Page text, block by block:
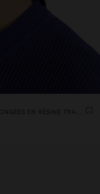
BOUCLES D'OREILLES CRÉOLES ALLONGÉES EN RÉSINE TRANSPARENTE